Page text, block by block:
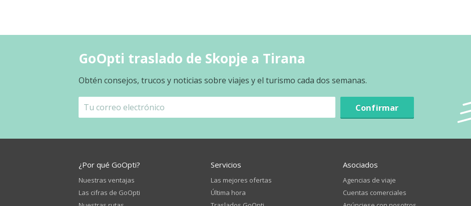
GoOpti traslado de Skopje a Tirana
Obtén consejos, trucos y noticias sobre viajes y el turismo cada dos semanas.
Confirmar
¿Por qué GoOpti?
Nuestras ventajas
Las cifras de GoOpti
Servicios
Las mejores ofertas
Última hora
Asociados
Agencias de viaje
Cuentas comerciales